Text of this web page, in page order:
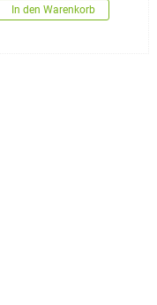
In den Warenkorb